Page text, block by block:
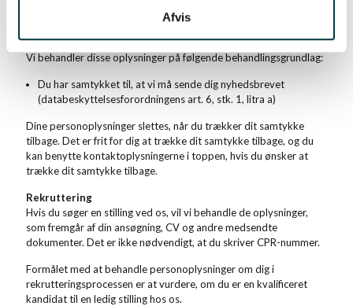
Afvis
Formålet er at levere et nyhedsbrev til dig, som retter sig mod
Vi behandler disse oplysninger på følgende behandlingsgrundlag:
Du har samtykket til, at vi må sende dig nyhedsbrevet
(databeskyttelsesforordningens art. 6, stk. 1, litra a)
Dine personoplysninger slettes, når du trækker dit samtykke
tilbage. Det er frit for dig at trække dit samtykke tilbage, og du
kan benytte kontaktoplysningerne i toppen, hvis du ønsker at
trække dit samtykke tilbage.
Rekruttering
Hvis du søger en stilling ved os, vil vi behandle de oplysninger,
som fremgår af din ansøgning, CV og andre medsendte
dokumenter. Det er ikke nødvendigt, at du skriver CPR-nummer.
Formålet med at behandle personoplysninger om dig i
rekrutteringsprocessen er at vurdere, om du er en kvalificeret
kandidat til en ledig stilling hos os.